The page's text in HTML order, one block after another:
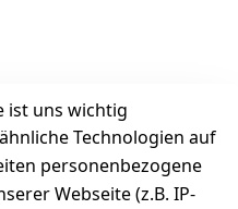
ist uns wichtig
Technologien auf
personenbezogene
Webseite (z.B. IP-